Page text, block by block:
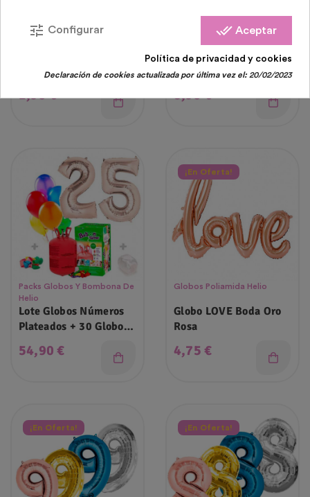
Fiesta Emoji Whatsapp
Enamorado
Precio
2,95 €
Globos Latex
Decoración Lote
Globos Color Oro
Precio
8,95 €
Packs Globos Y Bombona De
Helio
Lote Globos Números
Plateados + 30 Globos
Precio
54,90 €
¡En Oferta!
Globos Poliamida Helio
Globo LOVE Boda Oro
Rosa
Precio
4,75 €
¡En Oferta! ¡En Oferta!
done_all Aceptar
tune Configurar
Política de privacidad y cookies
Declaración de cookies actualizada por última vez el:20/02/2023